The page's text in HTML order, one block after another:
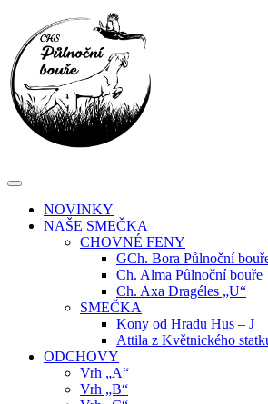
content
NOVINKY
NAŠE SMEČKA
CHOVNÉ FENY
GCh. Bora Půlnoční
Ch. Alma Půlnoční bouře
Ch. Axa Dragéles „U“
SMEČKA
Kony od Hradu Hus – J
Attila z Květnického
ODCHOVY
Vrh „A“
Vrh „B“